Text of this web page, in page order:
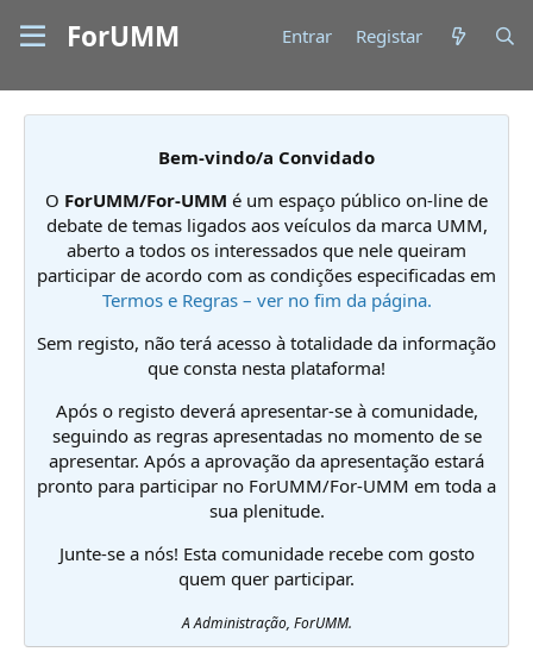
ForUMM Entrar Registar
Bem-vindo/a Convidado
O ForUMM/For-UMM é um espaço público on-line de
debate de temas ligados aos veículos da marca UMM,
aberto a todos os interessados que nele queiram
participar de acordo com as condições especificadas em
Termos e Regras – ver no fim da página.
Sem registo, não terá acesso à totalidade da informação
que consta nesta plataforma!
Após o registo deverá apresentar-se à comunidade,
seguindo as regras apresentadas no momento de se
apresentar. Após a aprovação da apresentação estará
pronto para participar no ForUMM/For-UMM em toda a
sua plenitude.
Junte-se a nós! Esta comunidade recebe com gosto
quem quer participar.
A Administração, ForUMM.